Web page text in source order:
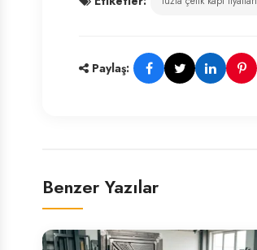
Paylaş:
Benzer Yazılar